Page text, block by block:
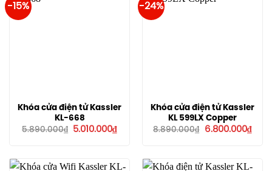
-15%
Khóa cửa điện tử Kassler
KL-668
5.890.000₫
Giá
5.010.000₫Giá
5.010.000₫.
-24%
Khóa cửa điện tử Kassler
KL 599LX Copper
8.890.000₫
Giá
6.800.000₫Giá